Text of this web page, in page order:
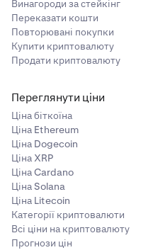
Винагороди за стейкінг
Переказати кошти
Повторювані покупки
Купити криптовалюту
Продати криптовалюту
Переглянути ціни
Ціна біткоїна
Ціна Ethereum
Ціна Dogecoin
Ціна XRP
Ціна Cardano
Ціна Solana
Ціна Litecoin
Категорії криптовалюти
Всі ціни на криптовалюту
Прогнози цін